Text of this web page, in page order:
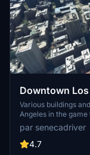
Downtown
Various buildings
Angeles in the game that shoudn't
Stadium, 801 S
One, Atelier, Aven
Angeles
par senecadriver
4.7